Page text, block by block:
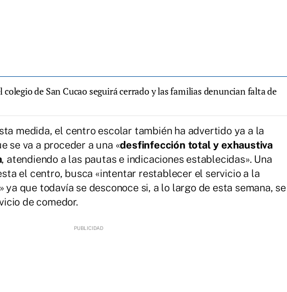
colegio de San Cucao seguirá cerrado y las familias denuncian falta de
medida, el centro escolar también ha advertido ya a la
se va a proceder a una «desfinfección total y exhaustiva
, atendiendo a las pautas e indicaciones establecidas». Una
el centro, busca «intentar restablecer el servicio a la
ya que todavía se desconoce si, a lo largo de esta semana, se
de comedor.